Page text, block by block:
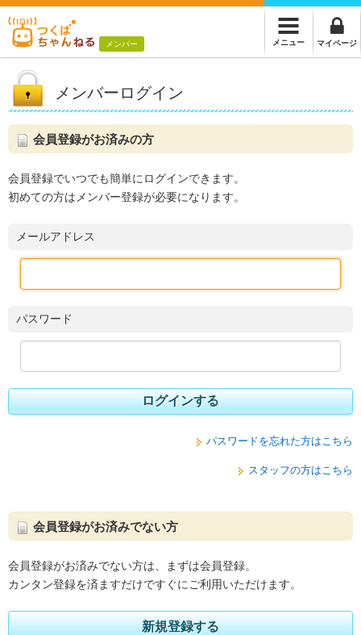
メンバー メニュー マイページ
メンバーログイン
会員登録がお済みの方
会員登録でいつでも簡単にログインできます。
初めての方はメンバー登録が必要になります。
メールアドレス
パスワード
ログインする
パスワードを忘れた方はこちら
スタッフの方はこちら
会員登録がお済みでない方
会員登録がお済みでない方は、まずは会員登録。
カンタン登録を済ますだけですぐにご利用いただけます。
新規登録する